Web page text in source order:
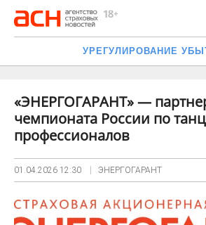
УРЕГУЛИРОВАНИЕ
«ЭНЕРГОГАРАНТ» —
чемпионата России по
профессионалов
01.04.2026 12:30 ЭНЕРГОГАРАНТ